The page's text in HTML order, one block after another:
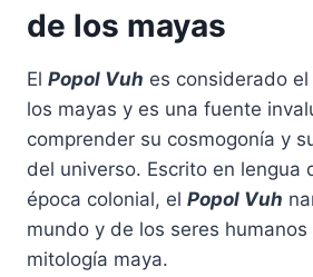
de los mayas
El Popol Vuh es considerado
los mayas y es una fuente
comprender su cosmogonía y
del universo. Escrito en lengua
época colonial, el Popol Vuh
mundo y de los seres humanos
mitología maya.